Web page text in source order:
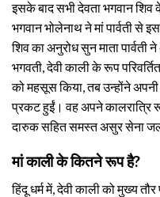
इसके बाद सभी देवता भगवान
भगवान भोलेनाथ ने मां पार्वती से
शिव का अनुरोध सुन माता
भगवती, देवी काली के रूप
को महसूस किया, तब उन्होंने
प्रकट हुईं। वह अपने कालरात्रि
दारुक सहित समस्त असुर सेना
मां काली के कितने रूप है?
हिंदू धर्म में, देवी काली को मुख्य